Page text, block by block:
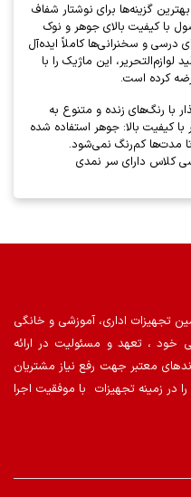
گزینه‌ها برای نوشتار شفاف
با کیفیت بالای جوهر و نوک
درسی و سخنرانی‌ها کاملاً ایده‌آل
این ماژیک را با
کرده است.
با رنگ‌های زنده و متنوع به
بالا: جوهر استفاده شده
مدت‌ها کم‌رنگ نمی‌شود.
تجهیزات اداری، آموزشی و خانگی
خود ، تعهد و مسئولیت در ارائه
معتبر جهت رفع نیاز مشتریان
در زمینه تجهیزات با موفقیت اجرا